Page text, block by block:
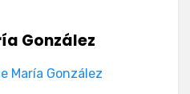
González
María González